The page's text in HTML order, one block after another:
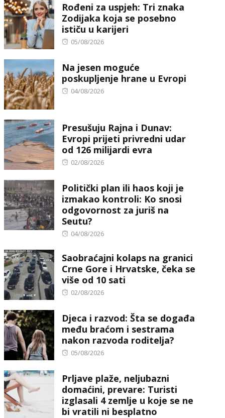
Rođeni za uspjeh: Tri znaka
Zodijaka koja se posebno
ističu u karijeri
Posted
05/08/2026
Na jesen moguće
poskupljenje hrane u Evropi
Posted
04/08/2026
Presušuju Rajna i Dunav:
Evropi prijeti privredni udar
od 126 milijardi evra
Posted
02/08/2026
Politički plan ili haos koji je
izmakao kontroli: Ko snosi
odgovornost za juriš na
Seutu?
Posted
04/08/2026
Saobraćajni kolaps na granici
Crne Gore i Hrvatske, čeka se
više od 10 sati
Posted
02/08/2026
Djeca i razvod: Šta se događa
među braćom i sestrama
nakon razvoda roditelja?
Posted
05/08/2026
Prljave plaže, neljubazni
domaćini, prevare: Turisti
izglasali 4 zemlje u koje se ne
bi vratili ni besplatno